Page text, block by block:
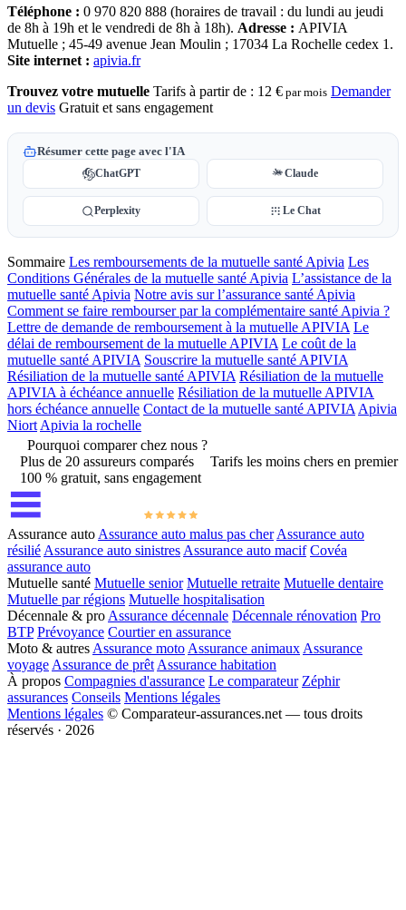
Téléphone : 0 970 820 888 (horaires de travail : du lundi au jeudi
de 8h à 19h et le vendredi de 8h à 18h). Adresse : APIVIA
Mutuelle ; 45-49 avenue Jean Moulin ; 17034 La Rochelle cedex 1.
Site internet : apivia.fr
Trouvez votre mutuelle Tarifs à partir de : 12 € par mois Demander
un devis Gratuit et sans engagement
Résumer cette page avec l'IA
ChatGPT Claude
Perplexity Le Chat
Sommaire Les remboursements de la mutuelle santé Apivia Les
Conditions Générales de la mutuelle santé Apivia L’assistance de la
mutuelle santé Apivia Notre avis sur l’assurance santé Apivia
Comment se faire rembourser par la complémentaire santé Apivia ?
Lettre de demande de remboursement à la mutuelle APIVIA Le
délai de remboursement de la mutuelle APIVIA Le coût de la
mutuelle santé APIVIA Souscrire la mutuelle santé APIVIA
Résiliation de la mutuelle santé APIVIA Résiliation de la mutuelle
APIVIA à échéance annuelle Résiliation de la mutuelle APIVIA
hors échéance annuelle Contact de la mutuelle santé APIVIA Apivia
Niort Apivia la rochelle
Pourquoi comparer chez nous ?
Plus de 20 assureurs comparés
Tarifs les moins chers en premier
100 % gratuit, sans engagement
Assurance auto Assurance auto malus pas cher Assurance auto
résilié Assurance auto sinistres Assurance auto macif Covéa
assurance auto
Mutuelle santé Mutuelle senior Mutuelle retraite Mutuelle dentaire
Mutuelle par régions Mutuelle hospitalisation
Décennale & pro Assurance décennale Décennale rénovation Pro
BTP Prévoyance Courtier en assurance
Moto & autres Assurance moto Assurance animaux Assurance
voyage Assurance de prêt Assurance habitation
À propos Compagnies d'assurance Le comparateur Zéphir
assurances Conseils Mentions légales
Mentions légales © Comparateur-assurances.net — tous droits
réservés · 2026